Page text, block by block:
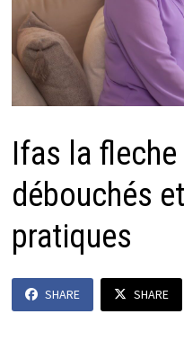
Ifas la fleche
débouchés
pratiques
SHARE SHARE